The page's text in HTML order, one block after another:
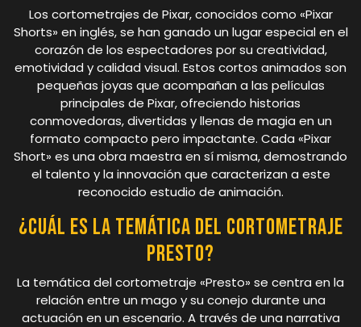
Los cortometrajes de Pixar, conocidos como «Pixar
Shorts» en inglés, se han ganado un lugar especial en el
corazón de los espectadores por su creatividad,
emotividad y calidad visual. Estos cortos animados son
pequeñas joyas que acompañan a las películas
principales de Pixar, ofreciendo historias
conmovedoras, divertidas y llenas de magia en un
formato compacto pero impactante. Cada «Pixar
Short» es una obra maestra en sí misma, demostrando
el talento y la innovación que caracterizan a este
reconocido estudio de animación.
¿Cuál es la temática del cortometraje
Presto?
La temática del cortometraje «Presto» se centra en la
relación entre un mago y su conejo durante una
actuación en un escenario. A través de una narrativa